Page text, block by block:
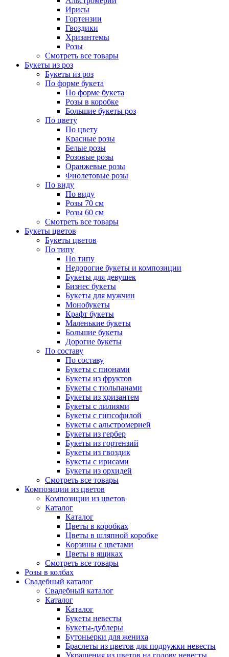
Ирисы
Гортензии
Гвоздики
Хризантемы
Розы
Смотреть все товары
Букеты из роз
Букеты из роз
По форме букета
По форме букета
Розы в коробке
Большие букеты роз
По цвету
По цвету
Красные розы
Белые розы
Розовые розы
Оранжевые розы
Фиолетовые розы
По виду
По виду
Розы 70 см
Розы 60 см
Смотреть все товары
Букеты цветов
Букеты цветов
По типу
По типу
Недорогие букеты и композиции
Букеты для девушек
Бизнес букеты
Букеты для мужчин
Монобукеты
Крафт букеты
Маленькие букеты
Большие букеты
Дорогие букеты
По составу
По составу
Букеты с пионами
Букеты из фруктов
Букеты с тюльпанами
Букеты из хризантем
Букеты с лилиями
Букеты с гипсофилой
Букеты с альстромерией
Букеты из гербер
Букеты из гортензий
Букеты из гвоздик
Букеты с ирисами
Букеты из орхидей
Смотреть все товары
Композиции из цветов
Композиции из цветов
Каталог
Каталог
Цветы в коробках
Цветы в шляпной коробке
Корзины с цветами
Цветы в ящиках
Смотреть все товары
Розы в колбах
Свадебный каталог
Свадебный каталог
Каталог
Каталог
Букеты невесты
Букеты-дублеры
Бутоньерки для жениха
Браслеты из цветов для подружки невесты